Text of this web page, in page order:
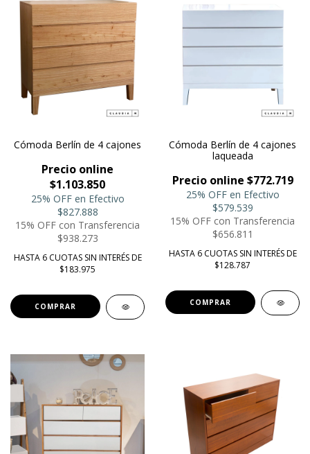
Cómoda Berlín de 4 cajones
Precio online
$1.103.850
25% OFF en Efectivo
$827.888
15% OFF con Transferencia
$938.273
HASTA 6 CUOTAS SIN INTERÉS DE
$183.975
COMPRAR
Cómoda Berlín de 4 cajones
laqueada
Precio online $772.719
25% OFF en Efectivo
$579.539
15% OFF con Transferencia
$656.811
HASTA 6 CUOTAS SIN INTERÉS DE
$128.787
COMPRAR